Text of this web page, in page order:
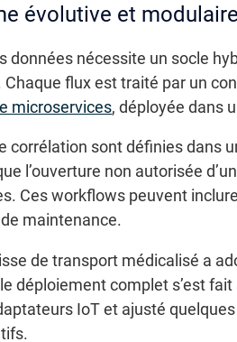
évolutive et
données nécessite un socle
flux est traité par un
microservices, déployée dans
corrélation sont définies dans
l’ouverture non autorisée
Ces workflows peuvent
maintenance.
de transport médicalisé a
déploiement complet s’est
IoT et ajusté